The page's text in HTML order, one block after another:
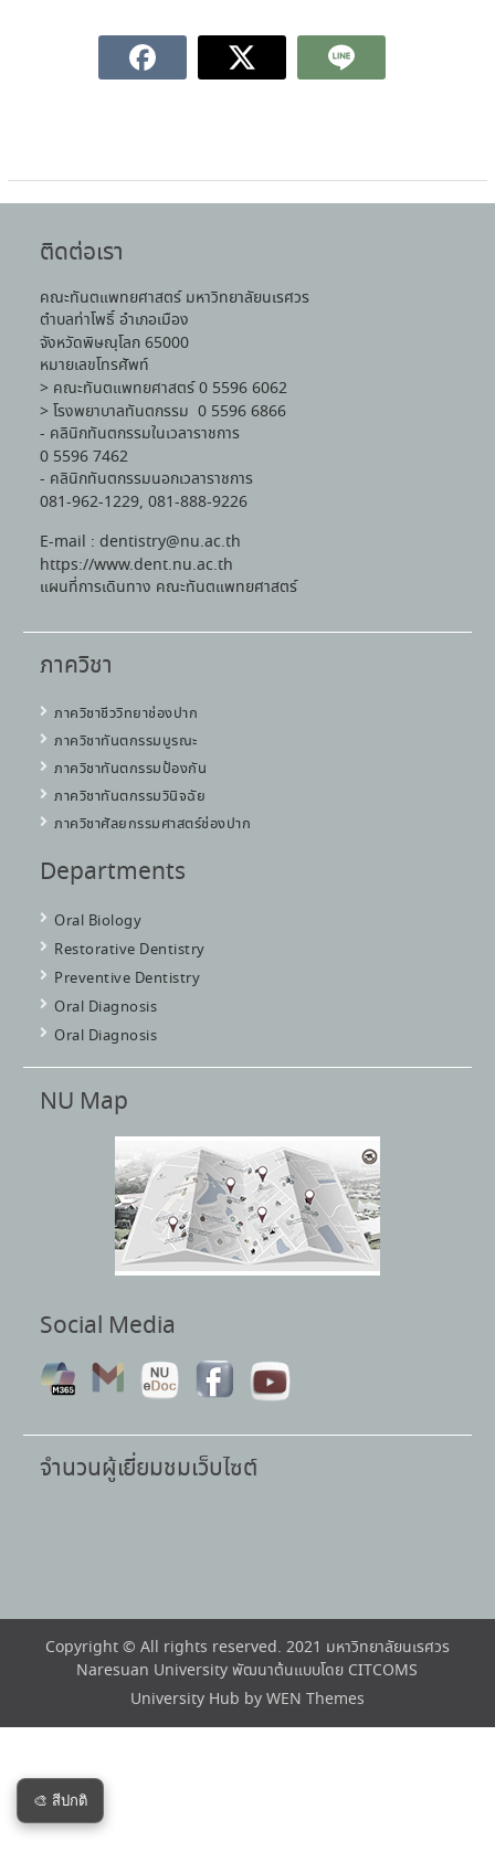
ติดต่อเรา
คณะทันตแพทยศาสตร์ มหาวิทยาลัยนเรศวร
ตำบลท่าโพธิ์ อำเภอเมือง
จังหวัดพิษณุโลก 65000
หมายเลขโทรศัพท์
> คณะทันตแพทยศาสตร์ 0 5596 6062
> โรงพยาบาลทันตกรรม 0 5596 6866
- คลินิกทันตกรรมในเวลาราชการ
0 5596 7462
- คลินิกทันตกรรมนอกเวลาราชการ
081-962-1229, 081-888-9226
E-mail : dentistry@nu.ac.th
https://www.dent.nu.ac.th
แผนที่การเดินทาง คณะทันตแพทยศาสตร์
ภาควิชา
ภาควิชาชีววิทยาช่องปาก
ภาควิชาทันตกรรมบูรณะ
ภาควิชาทันตกรรมป้องกัน
ภาควิชาทันตกรรมวินิจฉัย
ภาควิชาศัลยกรรมศาสตร์ช่องปาก
Departments
Oral Biology
Restorative Dentistry
Preventive Dentistry
Oral Diagnosis
Oral Diagnosis
NU Map
Social Media
จำนวนผู้เยี่ยมชมเว็บไซต์
Copyright © All rights reserved. 2021 มหาวิทยาลัยนเรศวร
Naresuan University พัฒนาต้นแบบโดย CITCOMS
University Hub by WEN Themes
🎨 สีปกติ